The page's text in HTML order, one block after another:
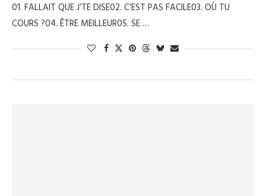
01. FALLAIT QUE J’TE DISE02. C’EST PAS FACILE03. OÙ TU
COURS ?04. ÊTRE MEILLEUR05. SE …